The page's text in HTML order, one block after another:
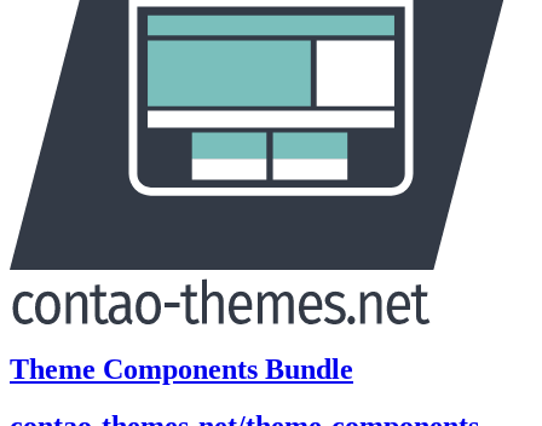
Theme Components Bundle